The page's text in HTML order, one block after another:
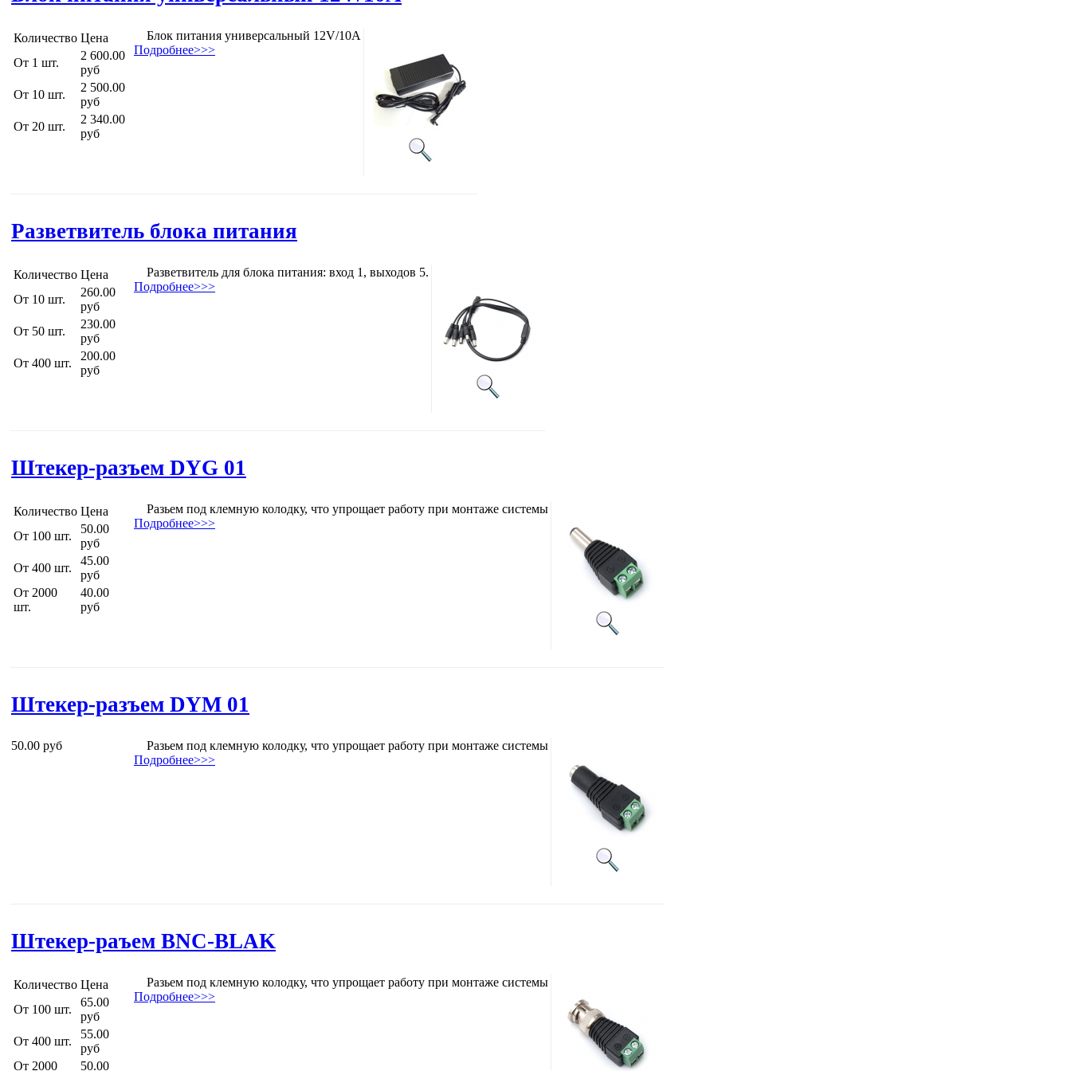
Количество Цена
От 1 шт.
2 600.00
руб
От 10 шт.
2 500.00
руб
От 20 шт.
2 340.00
руб
Блок питания универсальный 12V/10A
Подробнее>>>
Разветвитель блока питания
Количество Цена
От 10 шт.
260.00
руб
От 50 шт.
230.00
руб
От 400 шт.
200.00
руб
Разветвитель для блока питания: вход 1, выходов 5.
Подробнее>>>
Штекер-разъем DYG 01
Количество Цена
От 100 шт.
50.00
руб
От 400 шт.
45.00
руб
От 2000
шт.
40.00
руб
Разьем под клемную колодку, что упрощает работу при монтаже системы
Подробнее>>>
Штекер-разъем DYM 01
50.00 руб
Разьем под клемную колодку, что упрощает работу при монтаже системы
Подробнее>>>
Штекер-раъем BNC-BLAK
Количество Цена
От 100 шт.
65.00
руб
От 400 шт.
55.00
руб
От 2000
50.00
Разьем под клемную колодку, что упрощает работу при монтаже системы
Подробнее>>>